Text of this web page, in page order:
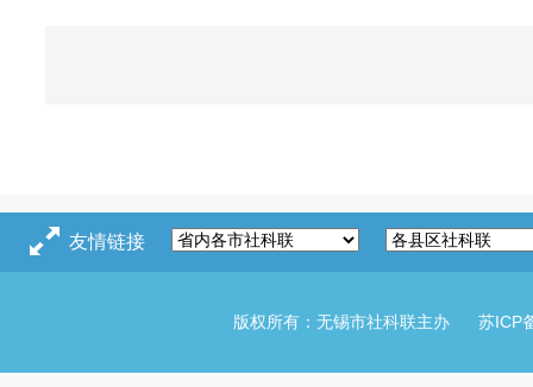
友情链接
版权所有：无锡市社科联主办 苏ICP